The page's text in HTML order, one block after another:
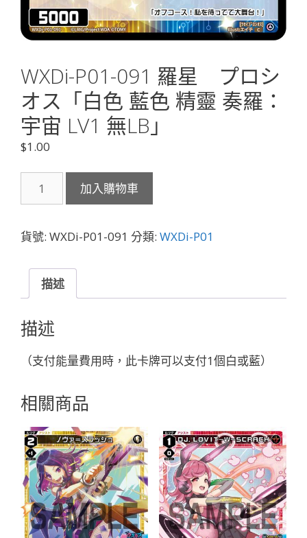
WXDi-P01-091 羅星 プロシ
オス「白色 藍色 精靈 奏羅：
宇宙 LV1 無LB」
$1.00
P01-
羅
プ
シ
オ
ス
「白
色
色
靈
奏
羅：
宇
宙
LV1
加入購物車
貨號: WXDi-P01-091 分類: WXDi-P01
描述
描述
（支付能量費用時，此卡牌可以支付1個白或藍）
相關商品